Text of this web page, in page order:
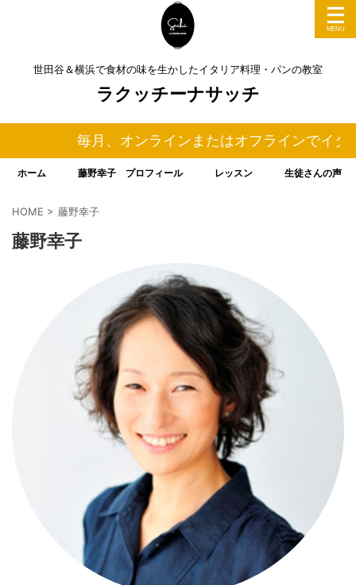
世田谷＆横浜で食材の味を生かしたイタリア料理・パンの教室
ラクッチーナサッチ
毎月、オンラインまたはオフラインでイタリ
ホーム 藤野幸子 プロフィール レッスン 生徒さんの声
HOME > 藤野幸子
藤野幸子